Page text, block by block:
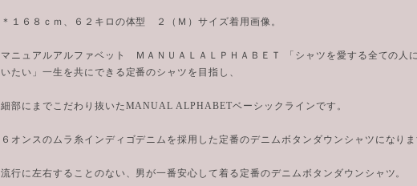
＊１６８ｃｍ、６２キロの体型 ２（Ｍ）サイズ着用画像。
マニュアルアルファベット ＭＡＮＵＡＬＡＬＰＨＡＢＥＴ 「シャツを愛する全ての人
いたい」一生を共にできる定番のシャツを目指し、
細部にまでこだわり抜いたMANUAL ALPHABETベーシックラインです。
６オンスのムラ糸インディゴデニムを採用した定番のデニムボタンダウンシャツになりま
流行に左右することのない、男が一番安心して着る定番のデニムボタンダウンシャツ。